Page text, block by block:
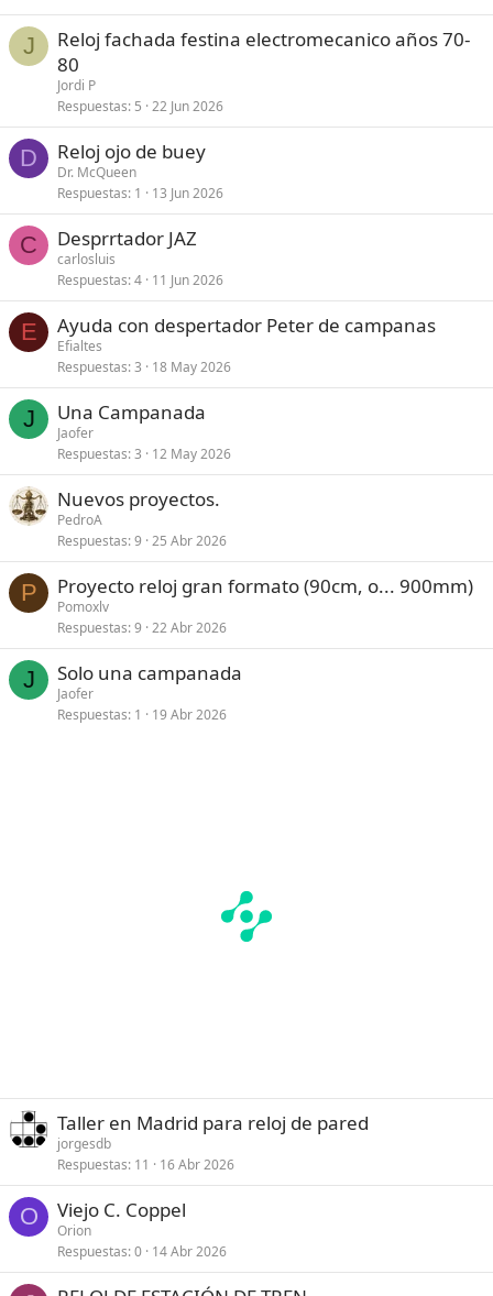
J
Reloj fachada festina electromecanico años 70-
80
Jordi P
Respuestas 5 22 Jun 2026
D Reloj ojo de buey
Dr. McQueen
Respuestas 1 13 Jun 2026
C Desprrtador JAZ
carlosluis
Respuestas 4 11 Jun 2026
E Ayuda con despertador Peter de campanas
Efialtes
Respuestas 3 18 May 2026
J Una Campanada
Jaofer
Respuestas 3 12 May 2026
Nuevos proyectos.
PedroA
Respuestas 9 25 Abr 2026
P Proyecto reloj gran formato (90cm, o... 900mm)
Pomoxlv
Respuestas 9 22 Abr 2026
J Solo una campanada
Jaofer
Respuestas 1 19 Abr 2026
Taller en Madrid para reloj de pared
jorgesdb
Respuestas 11 16 Abr 2026
O Viejo C. Coppel
Orion
Respuestas 0 14 Abr 2026